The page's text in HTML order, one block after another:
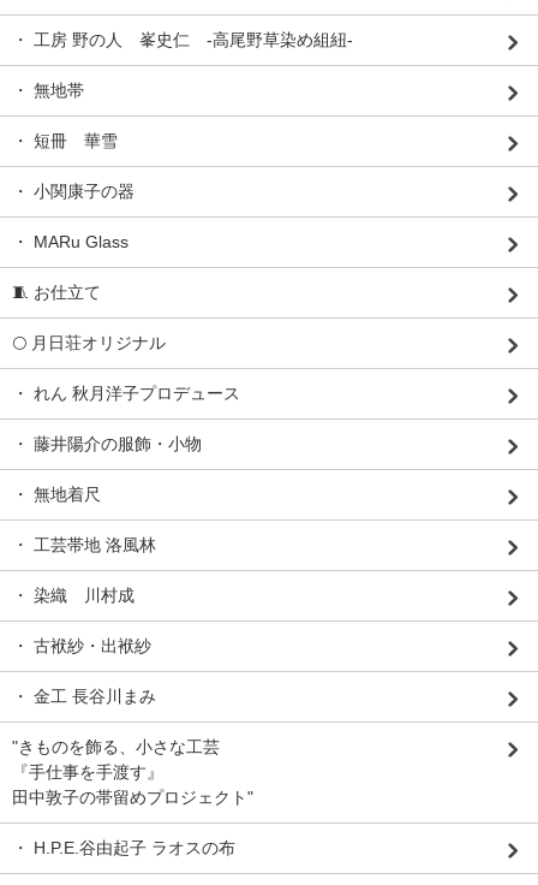
・ 工房 野の人 峯史仁 -高尾野草染め組紐-
・ 無地帯
・ 短冊 華雪
・ 小関康子の器
・ MARu Glass
🧵 お仕立て
🌕 月日荘オリジナル
・ れん 秋月洋子プロデュース
・ 藤井陽介の服飾・小物
・ 無地着尺
・ 工芸帯地 洛風林
・ 染織 川村成
・ 古袱紗・出袱紗
・ 金工 長谷川まみ
"きものを飾る、小さな工芸
『手仕事を手渡す』
田中敦子の帯留めプロジェクト"
・ H.P.E.谷由起子 ラオスの布